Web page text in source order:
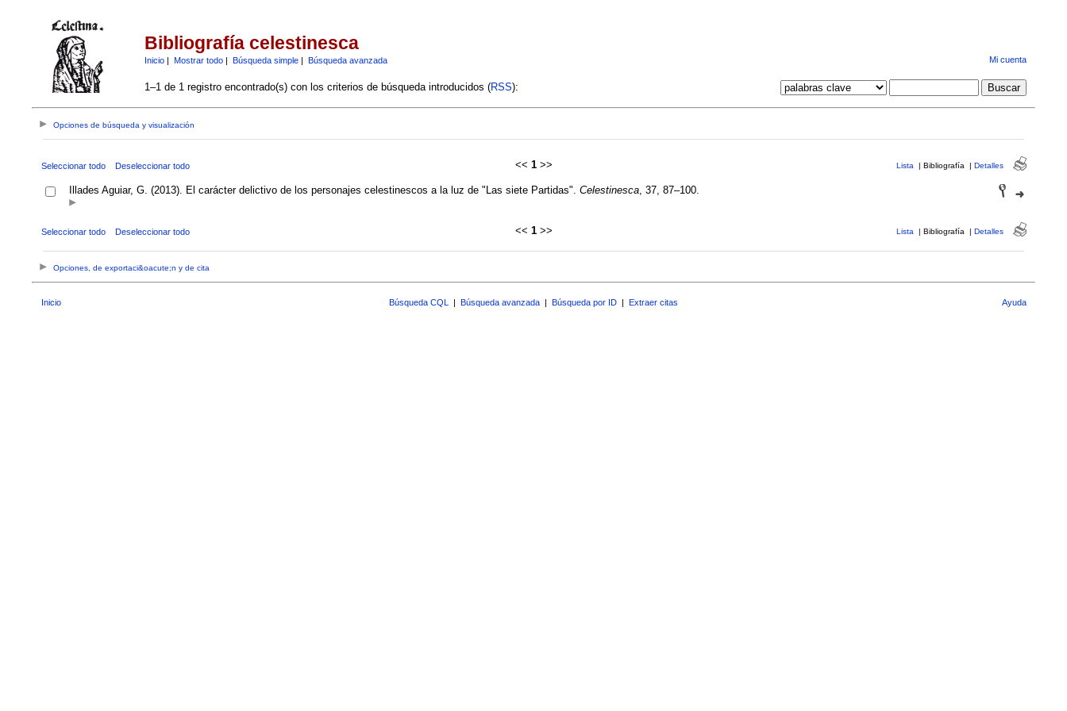
Bibliografía celestinesca
Inicio| Mostrar todo| Búsqueda simple| Búsqueda avanzada Mi cuenta
1–1 de 1 registro encontrado(s) con los criterios de búsqueda introducidos (RSS):
Opciones de búsqueda y visualización
Seleccionar todo Deseleccionar todo << 1>> Lista | Bibliografía | Detalles
Illades Aguiar, G. (2013). El carácter delictivo de los personajes celestinescos a la luz de "Las siete Partidas". Celestinesca, 37, 87–100.
Seleccionar todo Deseleccionar todo << 1>> Lista | Bibliografía | Detalles
Opciones, de exportaci&oacute;n y de cita
Inicio Búsqueda CQL | Búsqueda avanzada | Búsqueda por ID | Extraer citas Ayuda